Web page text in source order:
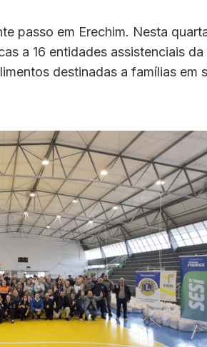
passo em Erechim. Nesta
a 16 entidades assistenciais da
destinadas a famílias em